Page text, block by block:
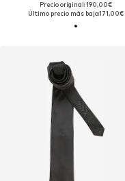
Precio original: 190,00€
Último precio más bajo:171,00€